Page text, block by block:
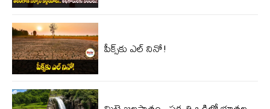
పీక్స్‌కు ఎల్‌ నినో!